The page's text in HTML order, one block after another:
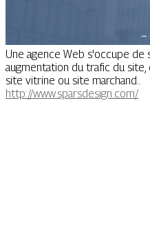
Une agence Web s'occupe
augmentation du trafic du
site vitrine ou site marchand..
http://www.sparsdesign.com/